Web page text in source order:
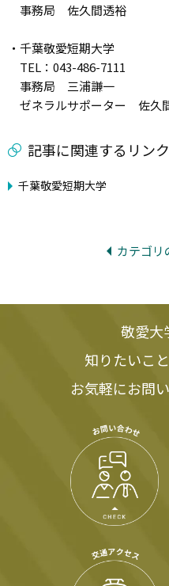
事務局 佐久間透裕
・千葉敬愛短期大学
TEL：043-486-7111
事務局 三浦謙一
ゼネラルサポーター 佐久
記事に関連するリンク
千葉敬愛短期大学
カテゴリ
敬愛大
知りたいこ
お気軽にお問